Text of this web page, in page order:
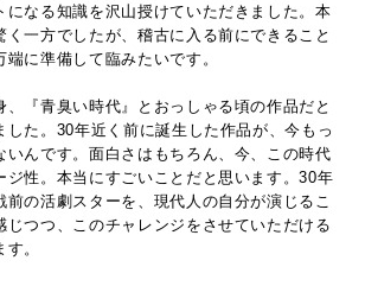
になる知識を沢山授けていただきました。本
く一方でしたが、稽古に入る前にできること
に準備して臨みたいです。
、『青臭い時代』とおっしゃる頃の作品だと
した。30年近く前に誕生した作品が、今もっ
いんです。面白さはもちろん、今、この時代
ジ性。本当にすごいことだと思います。30年
前の活劇スターを、現代人の自分が演じるこ
じつつ、このチャレンジをさせていただける
。